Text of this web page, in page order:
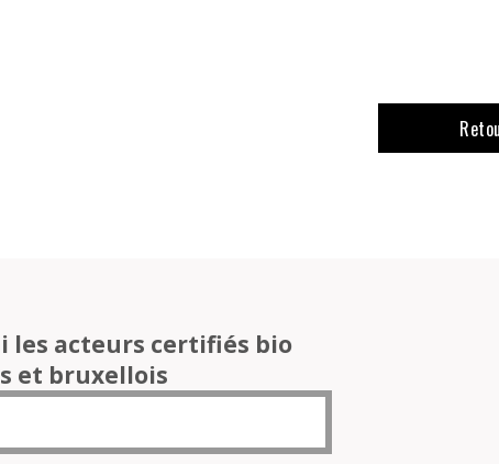
les acteurs certifiés bio
et bruxellois